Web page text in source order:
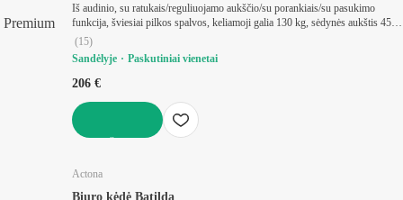
Premium
Iš audinio, su ratukais/reguliuojamo aukščio/su porankiais/su pasukimo
funkcija, šviesiai pilkos spalvos, keliamoji galia 130 kg, sėdynės aukštis 45-
55 cm
(15)
Sandėlyje
Paskutiniai vienetai
206 €
Actona
Biuro kėdė Batilda